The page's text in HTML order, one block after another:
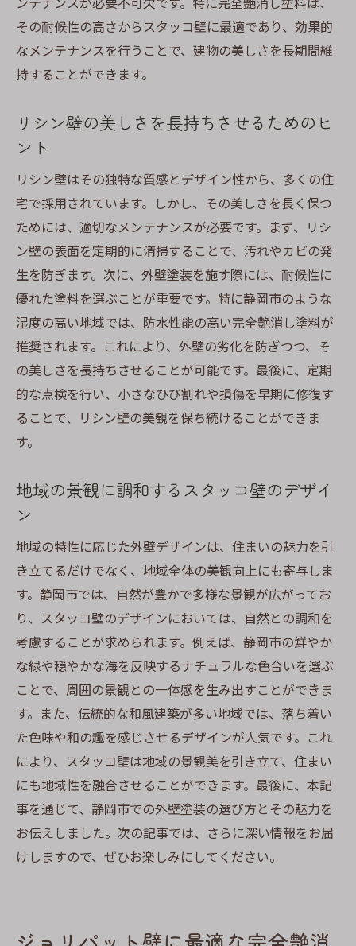
ジョリパット壁を美しく仕上げる塗装技術
地域の雰囲気を引き立てるジョリパット壁
静岡市での成功事例に学ぶジョリパット壁
ジョリパット壁のメンテナンスと耐久性を
静岡市で住まいを引き立てる外壁塗装と完全艶
消し塗料の魅力
完全艶消し塗料の魅力とその効果
静岡市の住宅に最適な艶消し塗料の選び方
艶消し塗料で住まいの印象を変える方法
静岡市で注目される外壁塗装のトレンド
地域の景観に溶け込む艶消し塗料の魅力
静岡市での外壁塗装の成功事例とその秘訣
その耐候性の高さからスタッコ壁に最適であり、効果的
なメンテナンスを行うことで、建物の美しさを長期間維
持することができます。
リシン壁の美しさを長持ちさせるためのヒ
ント
リシン壁はその独特な質感とデザイン性から、多くの住
宅で採用されています。しかし、その美しさを長く保つ
ためには、適切なメンテナンスが必要です。まず、リシ
ン壁の表面を定期的に清掃することで、汚れやカビの発
生を防ぎます。次に、外壁塗装を施す際には、耐候性に
優れた塗料を選ぶことが重要です。特に静岡市のような
湿度の高い地域では、防水性能の高い完全艶消し塗料が
推奨されます。これにより、外壁の劣化を防ぎつつ、そ
の美しさを長持ちさせることが可能です。最後に、定期
的な点検を行い、小さなひび割れや損傷を早期に修復す
ることで、リシン壁の美観を保ち続けることができま
す。
地域の景観に調和するスタッコ壁のデザイ
ン
地域の特性に応じた外壁デザインは、住まいの魅力を引
き立てるだけでなく、地域全体の美観向上にも寄与しま
す。静岡市では、自然が豊かで多様な景観が広がってお
り、スタッコ壁のデザインにおいては、自然との調和を
考慮することが求められます。例えば、静岡市の鮮やか
な緑や穏やかな海を反映するナチュラルな色合いを選ぶ
ことで、周囲の景観との一体感を生み出すことができま
す。また、伝統的な和風建築が多い地域では、落ち着い
た色味や和の趣を感じさせるデザインが人気です。これ
により、スタッコ壁は地域の景観美を引き立て、住まい
にも地域性を融合させることができます。最後に、本記
事を通じて、静岡市での外壁塗装の選び方とその魅力を
お伝えしました。次の記事では、さらに深い情報をお届
けしますので、ぜひお楽しみにしてください。